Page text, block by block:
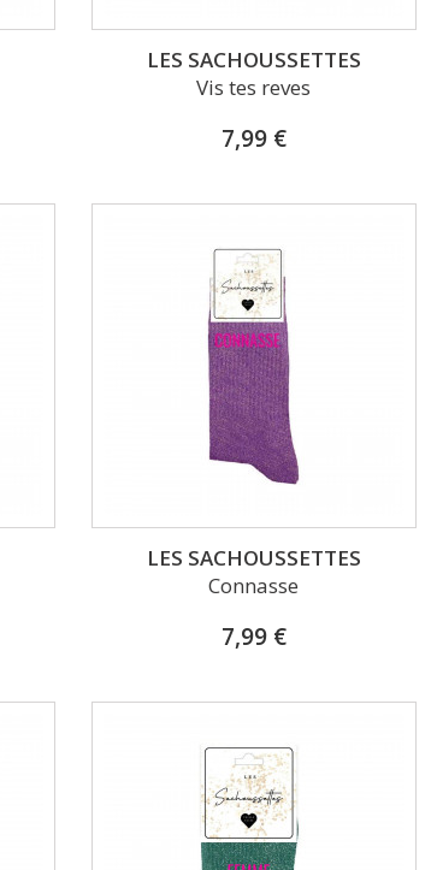
LES SACHOUSSETTES
Vis tes reves
7,99 €
LES SACHOUSSETTES
Connasse
7,99 €